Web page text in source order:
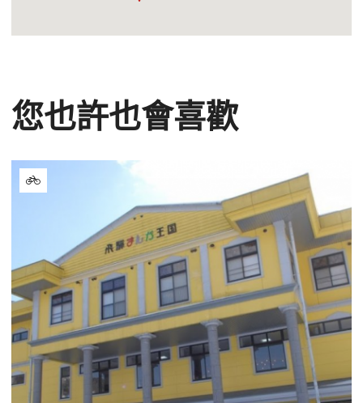
您也許也會喜歡